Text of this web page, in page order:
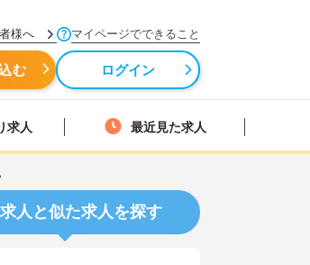
様へ マイページでできること
む ログイン
求人 最近見た求人
人と似た求人を探す